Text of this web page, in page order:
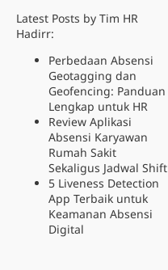
Latest Posts by Tim HR
Hadirr:
Perbedaan Absensi
Geotagging dan
Geofencing: Panduan
Lengkap untuk HR
Review Aplikasi
Absensi Karyawan
Rumah Sakit
Sekaligus Jadwal Shift
5 Liveness Detection
App Terbaik untuk
Keamanan Absensi
Digital